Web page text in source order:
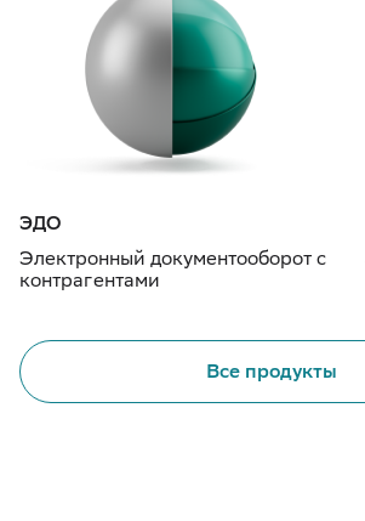
ЭДО
Электронный документооборот с
контрагентами
Все продукты